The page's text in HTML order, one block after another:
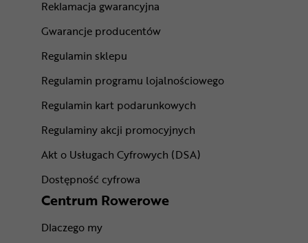
Reklamacja gwarancyjna
Gwarancje producentów
Regulamin sklepu
Regulamin programu lojalnościowego
Regulamin kart podarunkowych
Regulaminy akcji promocyjnych
Akt o Usługach Cyfrowych (DSA)
Dostępność cyfrowa
Centrum Rowerowe
Dlaczego my